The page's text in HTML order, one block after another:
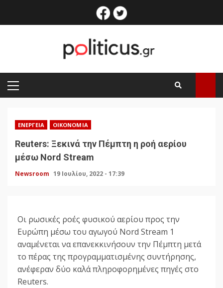
facebook
PRIMARY
MENU
ΕΝΈΡΓΕΙΑ ΟΙΚΟΝΟΜΊΑ
Reuters: Ξεκινά την Πέμπτη η ροή αερίου
μέσω Nord Stream
Newsroom 19 Ιουλίου, 2022 - 17:39
Oι ρωσικές ροές φυσικού αερίου προς την
Ευρώπη μέσω του αγωγού Nord Stream 1
αναμένεται να επανεκκινήσουν την Πέμπτη μετά
το πέρας της προγραμματισμένης συντήρησης,
ανέφεραν δύο καλά πληροφορημένες πηγές στο
Reuters.